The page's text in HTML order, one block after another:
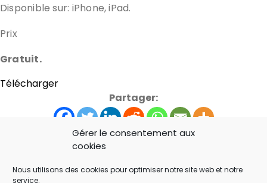
Gérer le consentement aux
cookies
Nous utilisons des cookies pour optimiser notre site web et notre
service.
Disponible sur: iPhone, iPad.
Prix
Gratuit.
Télécharger
Partager:
Devine Qui c'est! iPad iPhone jeu